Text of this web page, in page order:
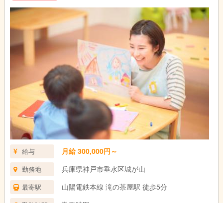
給与 月給 300,000円～
勤務地 兵庫県神戸市垂水区城が山
最寄駅 山陽電鉄本線 滝の茶屋駅 徒歩5分